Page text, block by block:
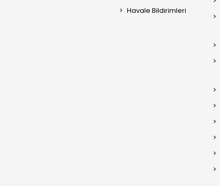
Havale Bildirimleri